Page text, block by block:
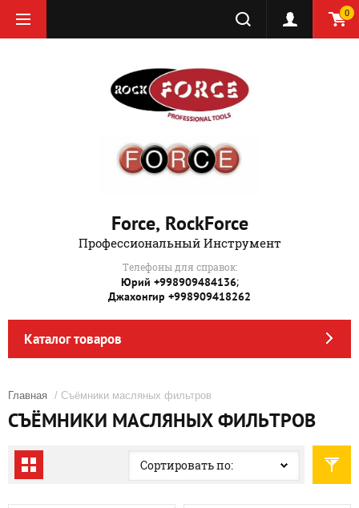
0
Force, RockForce
Профессиональный Инструмент
Телефоны для справок:
Юрий +998909484136;
Джахонгир +998909418262
Каталог товаров
Главная / Съёмники масляных фильтров
СЪЁМНИКИ МАСЛЯНЫХ ФИЛЬТРОВ
Сортировать по: